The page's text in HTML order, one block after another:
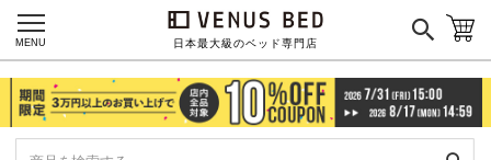
日本最大級のベッド専門店
MENU